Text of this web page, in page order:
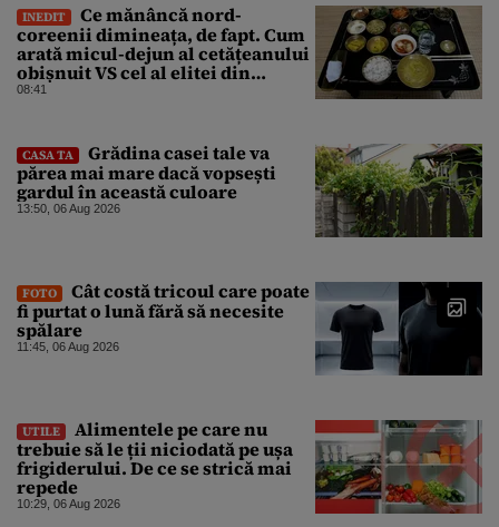
INEDIT
Ce mănâncă nord-
coreenii dimineața, de fapt. Cum
arată micul-dejun al cetățeanului
obișnuit VS cel al elitei din
Phenian
08:41
CASA TA
Grădina casei tale va
părea mai mare dacă vopsești
gardul în această culoare
13:50, 06 Aug 2026
FOTO
Cât costă tricoul care poate
fi purtat o lună fără să necesite
spălare
11:45, 06 Aug 2026
UTILE
Alimentele pe care nu
trebuie să le ții niciodată pe ușa
frigiderului. De ce se strică mai
repede
10:29, 06 Aug 2026